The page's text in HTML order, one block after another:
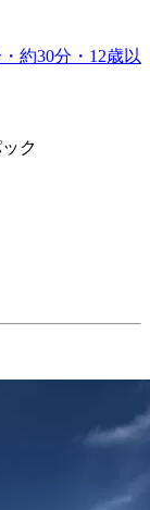
約30分・12歳以
ク